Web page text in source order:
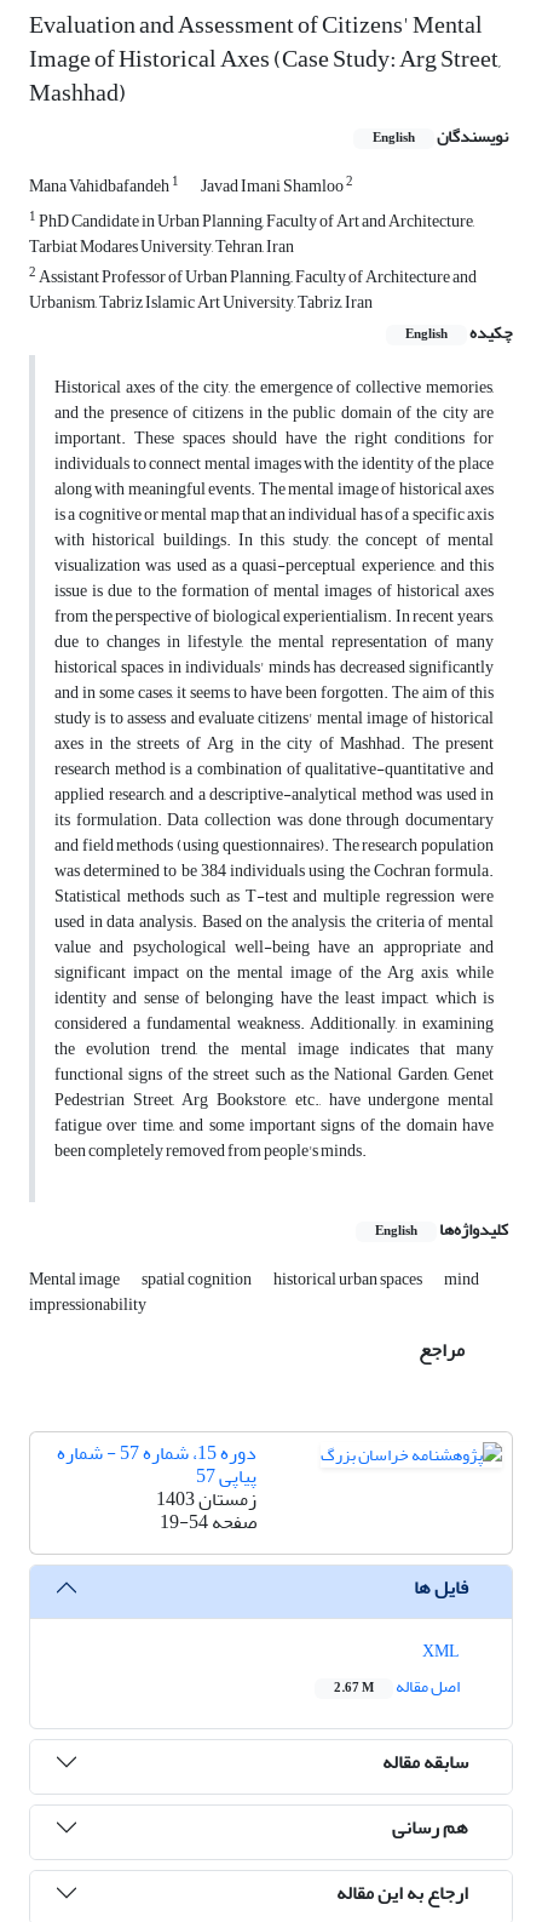
Evaluation and Assessment of Citizens' Mental
Image of Historical Axes (Case Study: Arg Street,
Mashhad)
نویسندگان English
Mana Vahidbafandeh1 Javad Imani Shamloo2
1PhD Candidate in Urban Planning, Faculty of Art and Architecture,
Tarbiat Modares University, Tehran, Iran
2Assistant Professor of Urban Planning,, Faculty of Architecture and
Urbanism, Tabriz Islamic Art University, Tabriz, Iran
چکیده
English
Historical axes of the city, the emergence of collective memories,
and the presence of citizens in the public domain of the city are
important. These spaces should have the right conditions for
individuals to connect mental images with the identity of the place
along with meaningful events. The mental image of historical axes
is a cognitive or mental map that an individual has of a specific axis
with historical buildings. In this study, the concept of mental
visualization was used as a quasi-perceptual experience, and this
issue is due to the formation of mental images of historical axes
from the perspective of biological experientialism. In recent years,
due to changes in lifestyle, the mental representation of many
historical spaces in individuals' minds has decreased significantly
and in some cases, it seems to have been forgotten. The aim of this
study is to assess and evaluate citizens' mental image of historical
axes in the streets of Arg in the city of Mashhad. The present
research method is a combination of qualitative-quantitative and
applied research, and a descriptive-analytical method was used in
its formulation. Data collection was done through documentary
and field methods (using questionnaires). The research population
was determined to be 384 individuals using the Cochran formula.
Statistical methods such as T-test and multiple regression were
used in data analysis. Based on the analysis, the criteria of mental
value and psychological well-being have an appropriate and
significant impact on the mental image of the Arg axis, while
identity and sense of belonging have the least impact, which is
considered a fundamental weakness. Additionally, in examining
the evolution trend, the mental image indicates that many
functional signs of the street such as the National Garden, Genet
Pedestrian Street, Arg Bookstore, etc., have undergone mental
fatigue over time, and some important signs of the domain have
been completely removed from people's minds.
کلیدواژه‌ها English
Mental image spatial cognition historical urban spaces mind
impressionability
مراجع
دوره 15، شماره 57 - شماره
پیاپی 57
زمستان 1403
صفحه19-54
فایل ها
اصل مقاله
2.67 M
سابقه مقاله
هم رسانی
ارجاع به این مقاله